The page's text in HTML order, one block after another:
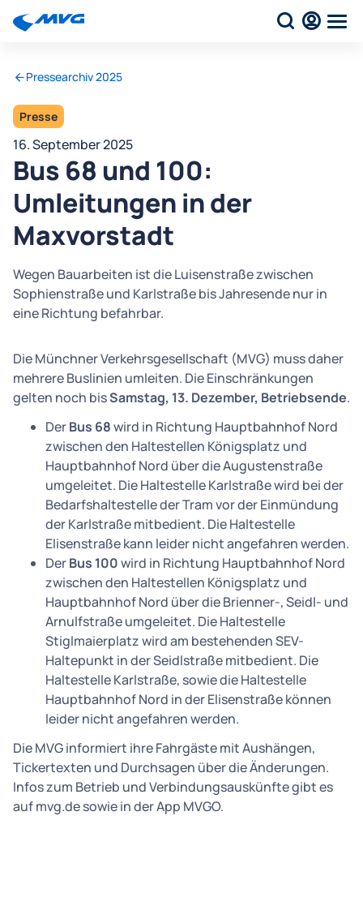
Pressearchiv 2025
Presse
16. September 2025
Bus 68 und 100:
Umleitungen in der
Maxvorstadt
Wegen Bauarbeiten ist die Luisenstraße zwischen
Sophienstraße und Karlstraße bis Jahresende nur in
eine Richtung befahrbar.
Die Münchner Verkehrsgesellschaft (MVG) muss daher
mehrere Buslinien umleiten. Die Einschränkungen
gelten noch bisSamstag, 13. Dezember, Betriebsende.
DerBus 68wird in Richtung Hauptbahnhof Nord
zwischen den Haltestellen Königsplatz und
Hauptbahnhof Nord über die Augustenstraße
umgeleitet. Die Haltestelle Karlstraße wird bei der
Bedarfshaltestelle der Tram vor der Einmündung
der Karlstraße mitbedient. Die Haltestelle
Elisenstraße kann leider nicht angefahren werden.
DerBus 100wird in Richtung Hauptbahnhof Nord
zwischen den Haltestellen Königsplatz und
Hauptbahnhof Nord über die Brienner-, Seidl- und
Arnulfstraße umgeleitet. Die Haltestelle
Stiglmaierplatz wird am bestehenden SEV-
Haltepunkt in der Seidlstraße mitbedient. Die
Haltestelle Karlstraße, sowie die Haltestelle
Hauptbahnhof Nord in der Elisenstraße können
leider nicht angefahren werden.
Die MVG informiert ihre Fahrgäste mit Aushängen,
Tickertexten und Durchsagen über die Änderungen.
Infos zum Betrieb und Verbindungsauskünfte gibt es
auf mvg.de sowie in der App MVGO.